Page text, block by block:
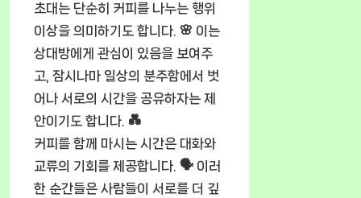
초대는 단순히 커피를 나누는 행위
이상을 의미하기도 합니다. 🌸 이는
상대방에게 관심이 있음을 보여주
고, 잠시나마 일상의 분주함에서 벗
어나 서로의 시간을 공유하자는 제
안이기도 합니다. 💑
커피를 함께 마시는 시간은 대화와
교류의 기회를 제공합니다. 🗣️ 이러
한 순간들은 사람들이 서로를 더 깊